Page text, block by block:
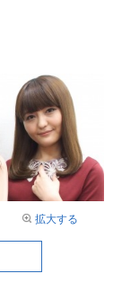
拡大する